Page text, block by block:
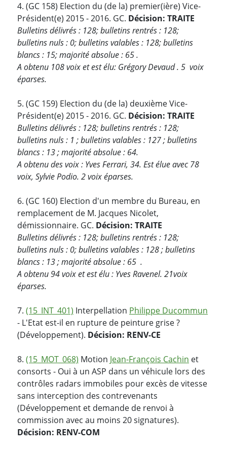
4. (GC 158) Election du (de la) premier(ière) Vice-
Président(e) 2015 - 2016. GC. Décision: TRAITE
Bulletins délivrés : 128; bulletins rentrés : 128;
bulletins nuls : 0; bulletins valables : 128; bulletins
blancs : 15; majorité absolue : 65 .
A obtenu 108 voix et est élu: Grégory Devaud . 5 voix
éparses.
5. (GC 159) Election du (de la) deuxième Vice-
Président(e) 2015 - 2016. GC. Décision: TRAITE
Bulletins délivrés : 128; bulletins rentrés : 128;
bulletins nuls : 1 ; bulletins valables : 127 ; bulletins
blancs : 13 ; majorité absolue : 64.
A obtenu des voix : Yves Ferrari, 34. Est élue avec 78
voix, Sylvie Podio. 2 voix éparses.
6. (GC 160) Election d'un membre du Bureau, en
remplacement de M. Jacques Nicolet,
démissionnaire. GC. Décision: TRAITE
Bulletins délivrés : 128; bulletins rentrés : 128;
bulletins nuls : 0; bulletins valables : 128 ; bulletins
blancs : 13 ; majorité absolue : 65 .
A obtenu 94 voix et est élu : Yves Ravenel. 21voix
éparses.
7. (15_INT_401) Interpellation Philippe Ducommun
- L'Etat est-il en rupture de peinture grise ?
(Développement). Décision: RENV-CE
8. (15_MOT_068) Motion Jean-François Cachin et
consorts - Oui à un ASP dans un véhicule lors des
contrôles radars immobiles pour excès de vitesse
sans interception des contrevenants
(Développement et demande de renvoi à
commission avec au moins 20 signatures).
Décision: RENV-COM